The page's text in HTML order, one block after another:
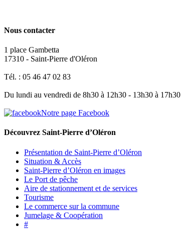
Nous contacter
1 place Gambetta
17310 - Saint-Pierre d'Oléron
Tél. : 05 46 47 02 83
Du lundi au vendredi de 8h30 à 12h30 - 13h30 à 17h30
Notre page Facebook
Découvrez Saint-Pierre d’Oléron
Présentation de Saint-Pierre d’Oléron
Situation & Accès
Saint-Pierre d’Oléron en images
Le Port de pêche
Aire de stationnement et de services
Tourisme
Le commerce sur la commune
Jumelage & Coopération
#